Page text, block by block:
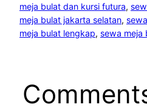
meja bulat dan kursi futura,
meja bulat jakarta selatan,
meja bulat lengkap, sewa meja